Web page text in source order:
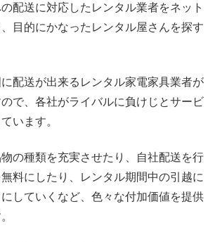
配送に対応したレンタル業者をネット
目的にかなったレンタル屋さんを探す
配送が出来るレンタル家電家具業者が
で、各社がライバルに負けじとサービ
います。
の種類を充実させたり、自社配送を行
料にしたり、レンタル期間中の引越に
していくなど、色々な付加価値を提供